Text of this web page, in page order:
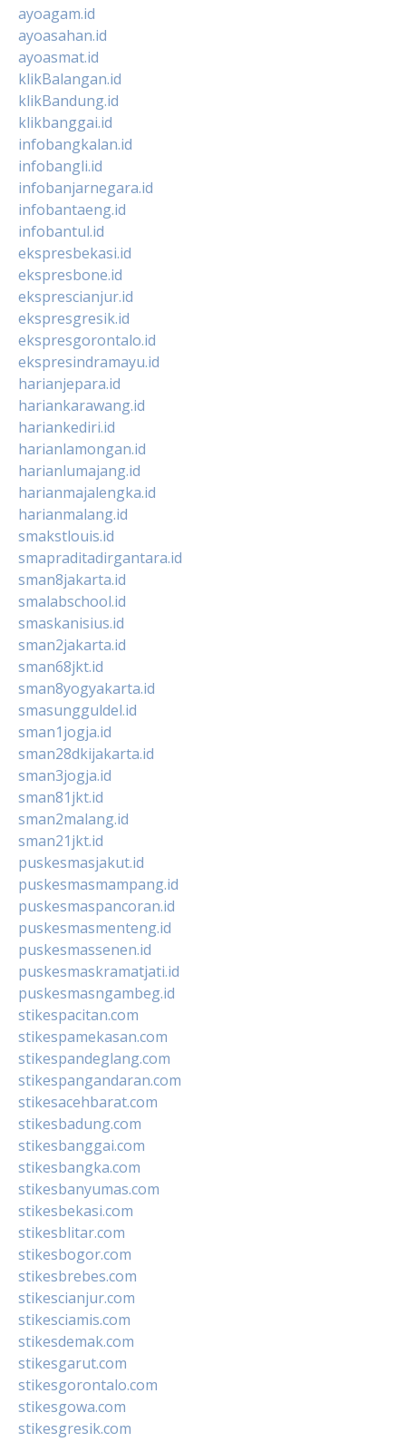
ayoagam.id
ayoasahan.id
ayoasmat.id
klikBalangan.id
klikBandung.id
klikbanggai.id
infobangkalan.id
infobangli.id
infobanjarnegara.id
infobantaeng.id
infobantul.id
ekspresbekasi.id
ekspresbone.id
eksprescianjur.id
ekspresgresik.id
ekspresgorontalo.id
ekspresindramayu.id
harianjepara.id
hariankarawang.id
hariankediri.id
harianlamongan.id
harianlumajang.id
harianmajalengka.id
harianmalang.id
smakstlouis.id
smapraditadirgantara.id
sman8jakarta.id
smalabschool.id
smaskanisius.id
sman2jakarta.id
sman68jkt.id
sman8yogyakarta.id
smasungguldel.id
sman1jogja.id
sman28dkijakarta.id
sman3jogja.id
sman81jkt.id
sman2malang.id
sman21jkt.id
puskesmasjakut.id
puskesmasmampang.id
puskesmaspancoran.id
puskesmasmenteng.id
puskesmassenen.id
puskesmaskramatjati.id
puskesmasngambeg.id
stikespacitan.com
stikespamekasan.com
stikespandeglang.com
stikespangandaran.com
stikesacehbarat.com
stikesbadung.com
stikesbanggai.com
stikesbangka.com
stikesbanyumas.com
stikesbekasi.com
stikesblitar.com
stikesbogor.com
stikesbrebes.com
stikescianjur.com
stikesciamis.com
stikesdemak.com
stikesgarut.com
stikesgorontalo.com
stikesgowa.com
stikesgresik.com